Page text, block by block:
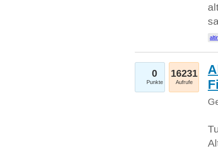
0
Punkte
16231
Aufrufe